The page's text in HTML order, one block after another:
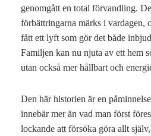
genomgått en total förvandling.
förbättringarna märks i vardagen,
fått ett lyft som gör det både
Familjen kan nu njuta av ett hem
utan också mer hållbart och
Den här historien är en
innebär mer än vad man först
lockande att försöka göra allt